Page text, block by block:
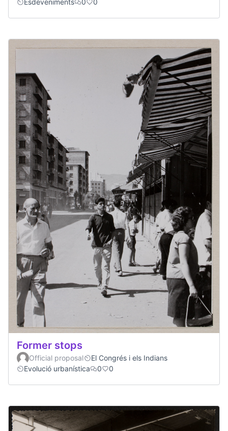
Esdeveniments 0 0
Former stops
Official proposal
El Congrés i els Indians
Evolució urbanística
0 0